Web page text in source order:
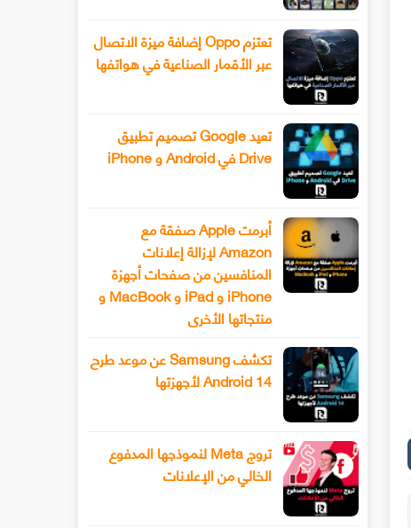
تعتزم Oppo إضافة ميزة الاتصال
عبر الأقمار الصناعية في هواتفها
تعيد Google تصميم تطبيق
Drive في Android و iPhone
أبرمت Apple صفقة مع
Amazon لإزالة إعلانات
المنافسين من صفحات أجهزة
iPhone و iPad و MacBook و
منتجاتها الأخرى
تكشف Samsung عن موعد طرح
Android 14 لأجهزتها
تروج Meta لنموذجها المدفوع
الخالي من الإعلانات